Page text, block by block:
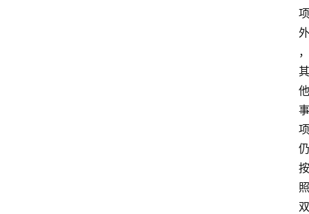
项
外
，
其
他
事
项
仍
按
照
双